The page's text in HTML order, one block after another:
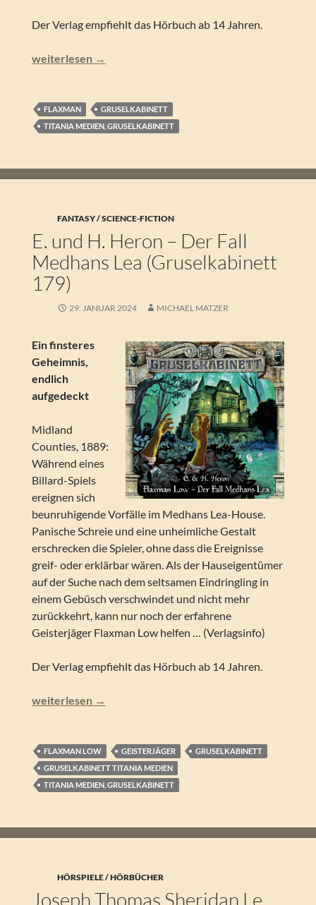
Der Verlag empfiehlt das Hörbuch ab 14 Jahren.
E. und H. Heron – Flaxman Low – Der Fall Baelbrow
weiterlesen →
FLAXMAN
GRUSELKABINETT
TITANIA MEDIEN, GRUSELKABINETT
FANTASY / SCIENCE-FICTION
E. und H. Heron – Der Fall
Medhans Lea (Gruselkabinett
179)
29. JANUAR 2024 MICHAEL MATZER
Ein finsteres
Geheimnis,
endlich
aufgedeckt
Midland
Counties, 1889:
Während eines
Billard-Spiels
ereignen sich
beunruhigende Vorfälle im Medhans Lea-House.
Panische Schreie und eine unheimliche Gestalt
erschrecken die Spieler, ohne dass die Ereignisse
greif- oder erklärbar wären. Als der Hauseigentümer
auf der Suche nach dem seltsamen Eindringling in
einem Gebüsch verschwindet und nicht mehr
zurückkehrt, kann nur noch der erfahrene
Geisterjäger Flaxman Low helfen … (Verlagsinfo)
Der Verlag empfiehlt das Hörbuch ab 14 Jahren.
E. und H. Heron – Der Fall Medhans Lea (Gruselkabinett
weiterlesen →
FLAXMAN LOW GEISTERJÄGER
GRUSELKABINETT
GRUSELKABINETT TITANIA MEDIEN
TITANIA MEDIEN, GRUSELKABINETT
HÖRSPIELE / HÖRBÜCHER
Joseph Thomas Sheridan Le